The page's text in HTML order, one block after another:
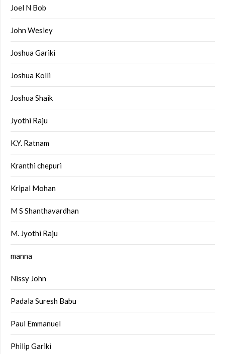
Joel N Bob
John Wesley
Joshua Gariki
Joshua Kolli
Joshua Shaik
Jyothi Raju
K.Y. Ratnam
Kranthi chepuri
Kripal Mohan
M S Shanthavardhan
M. Jyothi Raju
manna
Nissy John
Padala Suresh Babu
Paul Emmanuel
Philip Gariki